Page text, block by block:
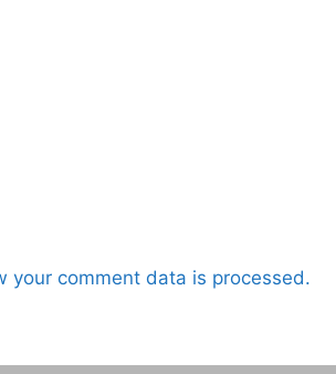
your comment data is processed.